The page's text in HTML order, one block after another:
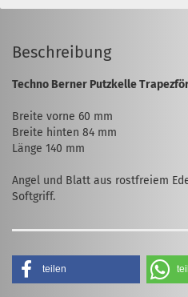
Beschreibung
Techno Berner Putzkelle
Breite vorne 60 mm
Breite hinten 84 mm
Länge 140 mm
Angel und Blatt aus rostfreiem
Softgriff.
teilen